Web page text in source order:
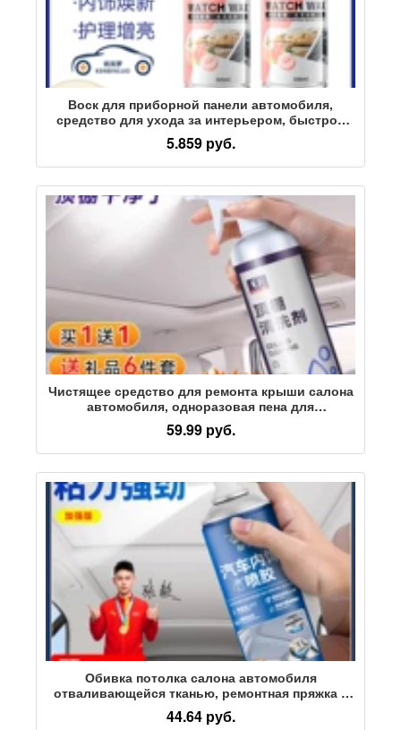
Воск для приборной панели автомобиля,
средство для ухода за интерьером, быстрое
нанесение покрытия, средство для
восстановления кожаных сидений,
обеззараживание, яркий защитный воск для
5.859 руб.
Чистящее средство для ремонта крыши салона
автомобиля, одноразовая пена для
автомобиля, специальный
многофункциональный чистящий инструмент
для обеззараживания помещений
59.99 руб.
Обивка потолка салона автомобиля
отваливающейся тканью, ремонтная пряжка с
распылителем клея, модификация крыши
автомобиля, внутренняя ткань, кожа,
44.64 руб.